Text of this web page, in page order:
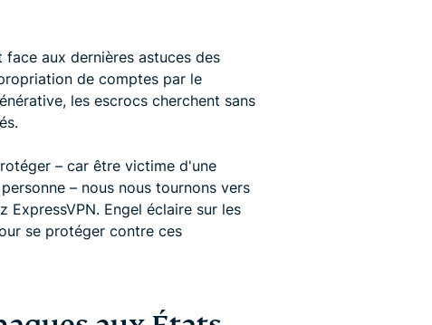
aux dernières astuces des
de comptes par le
les escrocs cherchent sans
– car être victime d'une
– nous nous tournons vers
Engel éclaire sur les
se protéger contre ces